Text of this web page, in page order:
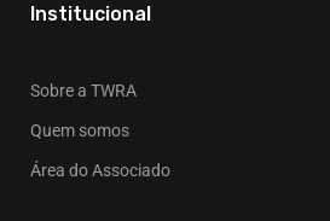
Institucional
Sobre a TWRA
Quem somos
Área do Associado